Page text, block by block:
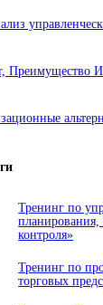
Преимущество
Тренинг по
контроля»
Тренинг по
торговых